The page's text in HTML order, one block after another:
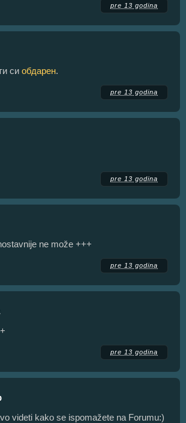
pre 13 godina
си обдарен.
pre 13 godina
pre 13 godina
ne može +++
pre 13 godina
pre 13 godina
videti kako se ispomažete na Forumu:)